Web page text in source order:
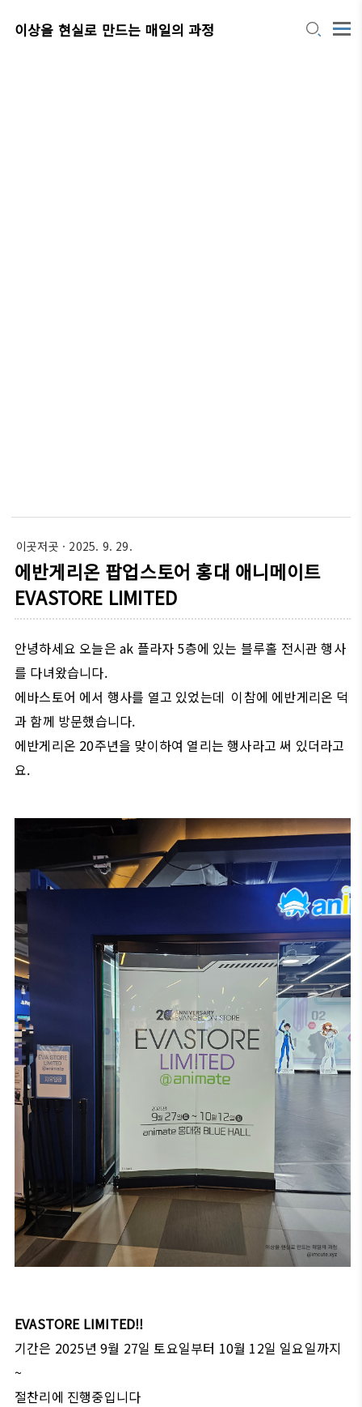
이상을 현실로 만드는 매일의 과정
이곳저곳 · 2025. 9. 29.
에반게리온 팝업스토어 홍대 애니메이트
EVASTORE LIMITED
안녕하세요 오늘은 ak 플라자 5층에 있는 블루홀 전시관 행사
를 다녀왔습니다.
에바스토어 에서 행사를 열고 있었는데 이참에 에반게리온 덕
과 함께 방문했습니다.
에반게리온 20주년을 맞이하여 열리는 행사라고 써 있더라고
요.
EVASTORE LIMITED!!
기간은 2025년 9월 27일 토요일부터 10월 12일 일요일까지
~
절찬리에 진행중입니다